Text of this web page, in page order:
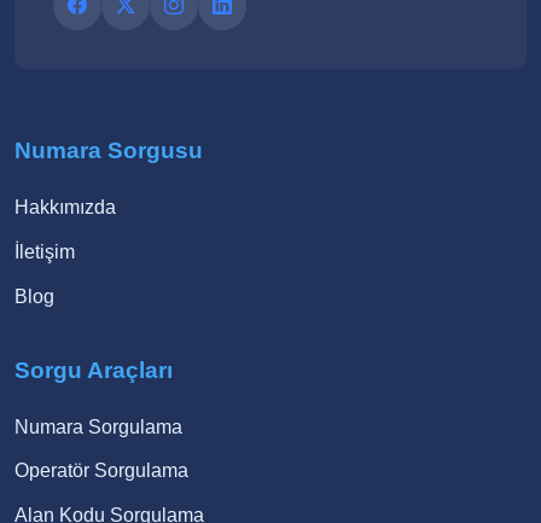
Numara Sorgusu
Hakkımızda
İletişim
Blog
Sorgu Araçları
Numara Sorgulama
Operatör Sorgulama
Alan Kodu Sorgulama